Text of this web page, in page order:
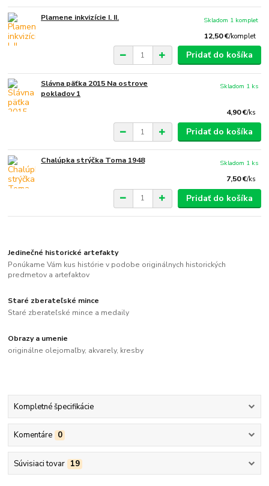
Plamene inkvizície I. II.
12,50 €/komplet
Skladom 1 komplet
Pridať do košíka
Slávna päťka 2015 Na ostrove
pokladov 1
4,90 €/ks
Skladom 1 ks
Pridať do košíka
Chalúpka strýčka Toma 1948
7,50 €/ks
Skladom 1 ks
Pridať do košíka
Jedinečné historické artefakty
Ponúkame Vám kus histórie v podobe originálnych historických
predmetov a artefaktov
Staré zberateľské mince
Staré zberateľské mince a medaily
Obrazy a umenie
originálne olejomaľby, akvarely, kresby
Kompletné špecifikácie
Komentáre 0
Súvisiaci tovar 19